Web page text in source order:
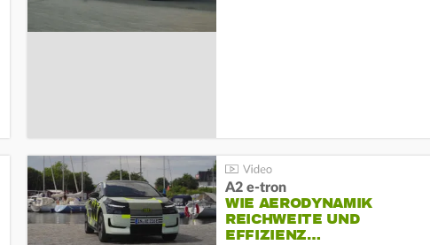
A2 e-tron
WIE AERODYNAMIK
REICHWEITE UND
EFFIZIENZ…